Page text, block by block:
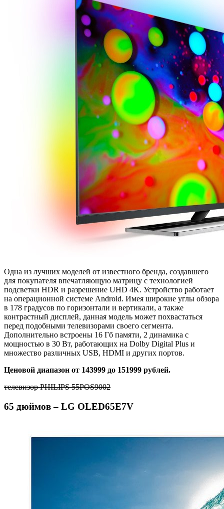
Одна из лучших моделей от известного бренда, создавшего
для покупателя впечатляющую матрицу с технологией
подсветки HDR и разрешение UHD 4K. Устройство работает
на операционной системе Android. Имея широкие углы обзора
в 178 градусов по горизонтали и вертикали, а также
контрастный дисплей, данная модель может похвастаться
перед подобными телевизорами своего сегмента.
Дополнительно встроены 16 Гб памяти, 2 динамика с
мощностью в 30 Вт, работающих на Dolby Digital Plus и
множество различных USB, HDMI и других портов.
Ценовой диапазон от 143999 до 151999 рублей.
телевизор PHILIPS 55POS9002
65 дюймов – LG OLED65E7V